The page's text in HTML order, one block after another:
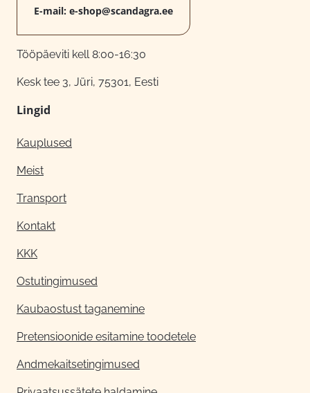
E-mail: e-shop@scandagra.ee
Tööpäeviti kell 8:00-16:30
Kesk tee 3, Jüri, 75301, Eesti
Lingid
Kauplused
Meist
Transport
Kontakt
KKK
Ostutingimused
Kaubaostust taganemine
Pretensioonide esitamine toodetele
Andmekaitsetingimused